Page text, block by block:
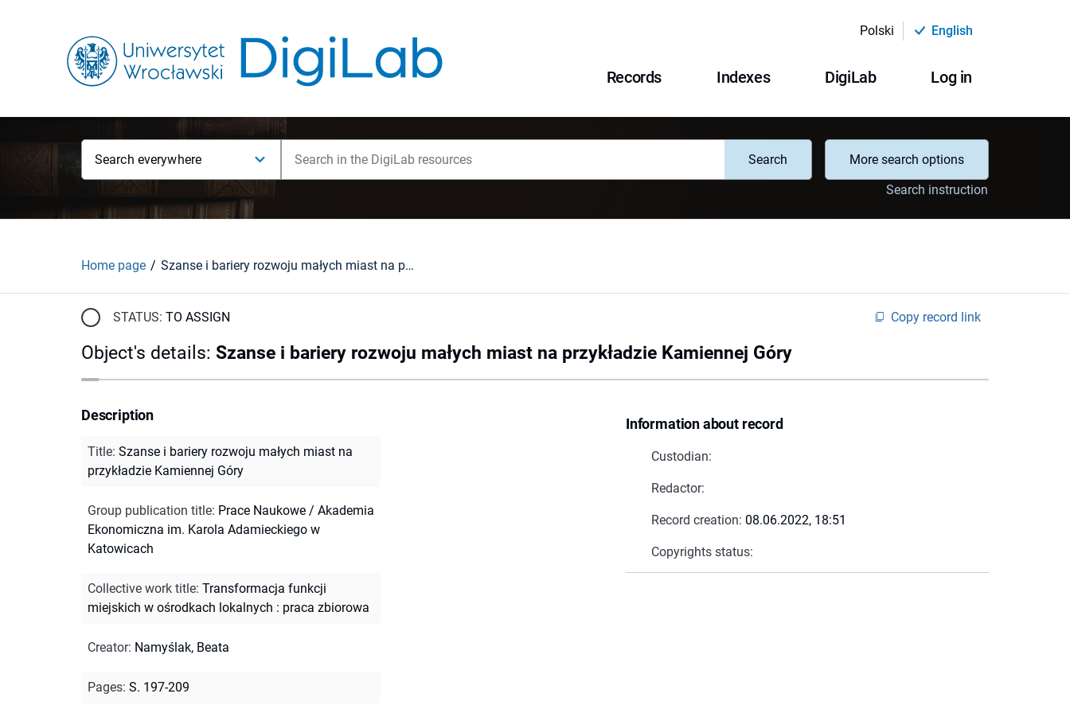
Polski English
Records Indexes DigiLab Log in
Search everywhere Search
More search options
Search instruction
Home page Szanse i bariery rozwoju małych miast na przykładzie Kamiennej Góry
STATUS: TO ASSIGN Copy record link
Object's details: Szanse i bariery rozwoju małych miast na przykładzie Kamiennej Góry
Information about record
Custodian:
Redactor:
Record creation: 08.06.2022, 18:51
Copyrights status:
Description
Title: Szanse i bariery rozwoju małych miast na
przykładzie Kamiennej Góry
Group publication title: Prace Naukowe / Akademia
Ekonomiczna im. Karola Adamieckiego w
Katowicach
Collective work title: Transformacja funkcji
miejskich w ośrodkach lokalnych : praca zbiorowa
Creator: Namyślak, Beata
Pages: S. 197-209